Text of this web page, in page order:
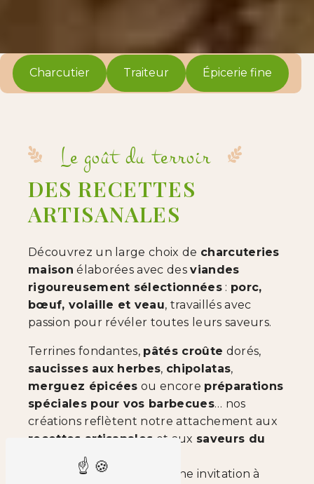
Charcutier Traiteur Épicerie fine
Le goût du terroir
DES RECETTES
ARTISANALES
Découvrez un large choix de charcuteries
maison élaborées avec desviandes
rigoureusement sélectionnées: porc,
bœuf, volaille et veau, travaillés avec
passion pour révéler toutes leurs saveurs.
Terrines fondantes, pâtés croûte dorés,
saucisses aux herbes, chipolatas,
merguez épicées ou encore préparations
spéciales pour vos barbecues… nos
créations reflètent notre attachement aux
recettes artisanales et aux saveurs du
Ici, chaque bouchée est une invitation à